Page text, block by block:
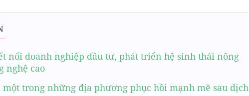
nối doanh nghiệp đầu tư, phát triển hệ sinh thái nông
nghệ cao
một trong những địa phương phục hồi mạnh mẽ sau dịch